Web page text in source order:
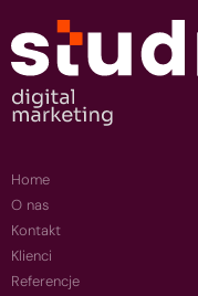
Home
O nas
Kontakt
Klienci
Referencje